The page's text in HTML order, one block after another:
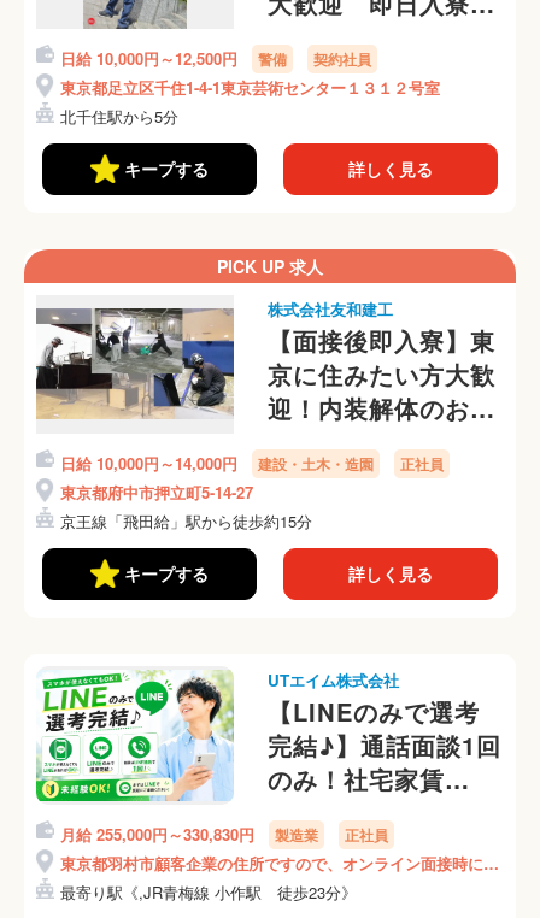
可 ※交通費が無く
迎えが必要な方は通
話にて面接
日給 10,000円～12,500円 警備 契約社員
東京都足立区千住1-4-1東京芸術センター１３１２号室
北千住駅から5分
キープする 詳しく見る
PICK UP 求人
株式会社友和建工
【面接後即入寮】東
京に住みたい方大歓
迎！内装解体のお仕
事
日給 10,000円～14,000円 建設・土木・造園 正社員
東京都府中市押立町5-14-27
京王線「飛田給」駅から徒歩約15分
キープする 詳しく見る
UTエイム株式会社
【LINEのみで選考
完結♪】通話面談1回
のみ！社宅家賃
100％補助！月収33
万円可
♪《ALZB2C》
月給 255,000円～330,830円 製造業 正社員
東京都羽村市顧客企業の住所ですので、オンライン面接時にご
説明いたします！
最寄り駅《,JR青梅線 小作駅 徒歩23分》